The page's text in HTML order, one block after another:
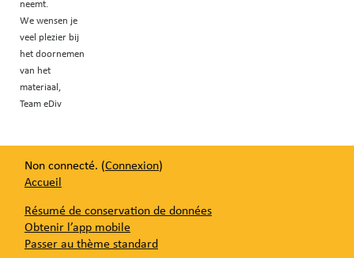
neemt.
We wensen je
veel plezier bij
het doornemen
van het
materiaal,
Team eDiv
Non connecté. (Connexion)
Accueil
Résumé de conservation de données
Obtenir l’app mobile
Passer au thème standard